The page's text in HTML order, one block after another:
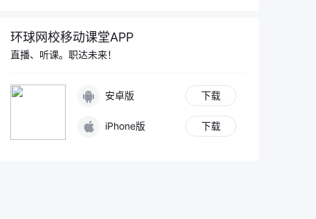
环球网校移动课堂APP
直播、听课。职达未来！
安卓版 下载
iPhone版 下载